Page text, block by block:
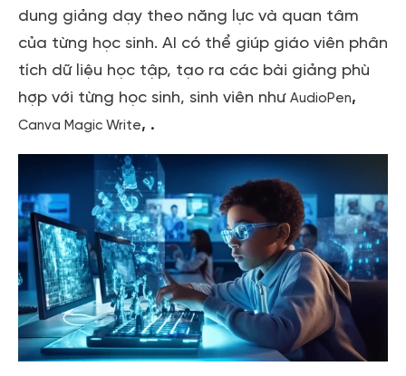
dung giảng dạy theo năng lực và quan tâm
của từng học sinh. AI có thể giúp giáo viên phân
tích dữ liệu học tập, tạo ra các bài giảng phù
hợp với từng học sinh, sinh viên như AudioPen,
Canva Magic Write, .